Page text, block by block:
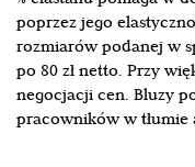
poprzez jego
rozmiarów podanej w
po 80 zł netto. Przy
negocjacji cen. Bluzy
pracowników w tłumie